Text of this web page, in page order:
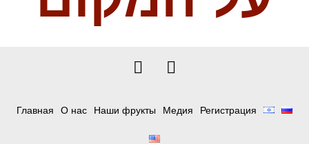
Главная О нас Наши фрукты Медия Регистрация